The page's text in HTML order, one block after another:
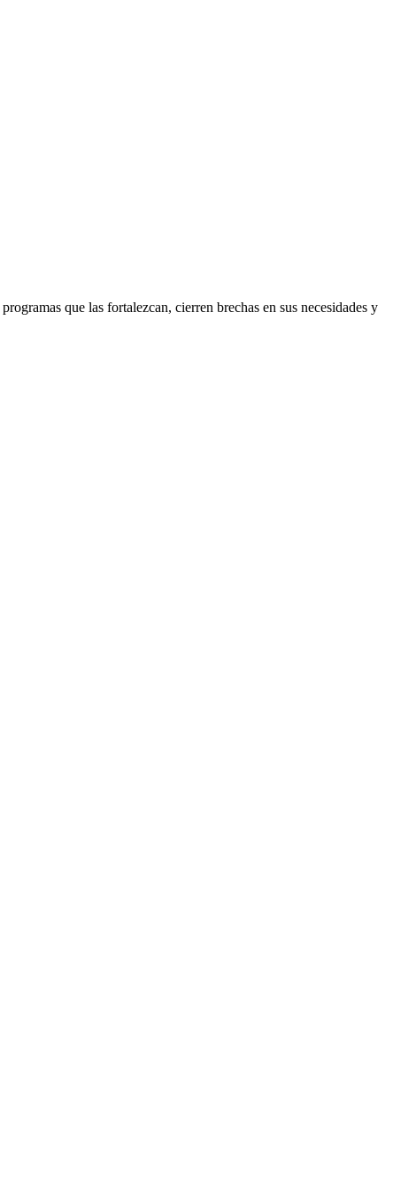
que las fortalezcan, cierren brechas en sus necesidades y